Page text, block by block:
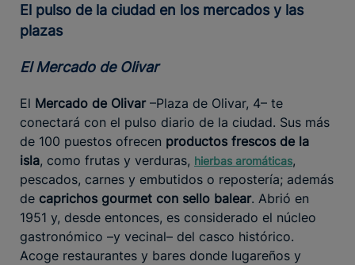
El pulso de la ciudad en los mercados y las
plazas
El Mercado de Olivar
El Mercado de Olivar–Plaza de Olivar, 4– te
conectará con el pulso diario de la ciudad. Sus más
de 100 puestos ofrecen productos frescos de la
isla, como frutas y verduras, hierbas aromáticas,
pescados, carnes y embutidos o repostería; además
de caprichos gourmet con sello balear. Abrió en
1951 y, desde entonces, es considerado el núcleo
gastronómico –y vecinal– del casco histórico.
Acoge restaurantes y bares donde lugareños y